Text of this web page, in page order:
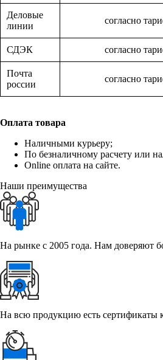
Деловые
линии
согласно
СДЭК согласно
Почта
россии
согласно
Оплата товара
Наличными курьеру;
По безналичному расчету или
Online оплата на сайте.
Наши преимущества
На рынке с 2005 года. Нам доверяют
На всю продукцию есть сертификаты